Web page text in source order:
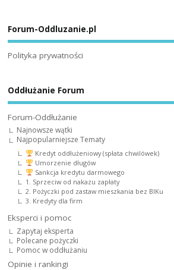
Forum-Oddluzanie.pl
Polityka prywatności
Oddłużanie Forum
Forum-Oddłużanie
Najnowsze wątki
Najpopularniejsze Tematy
Kredyt oddłużeniowy (spłata chwilówek)
Umorzenie długów
Sankcja kredytu darmowego
1. Sprzeciw od nakazu zapłaty
2. Pożyczki pod zastaw mieszkania bez BIKu
3. Kredyty dla firm
Eksperci i pomoc
Zapytaj eksperta
Polecane pożyczki
Pomoc w oddłużaniu
Opinie i rankingi